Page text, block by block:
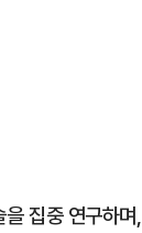
집중 연구하